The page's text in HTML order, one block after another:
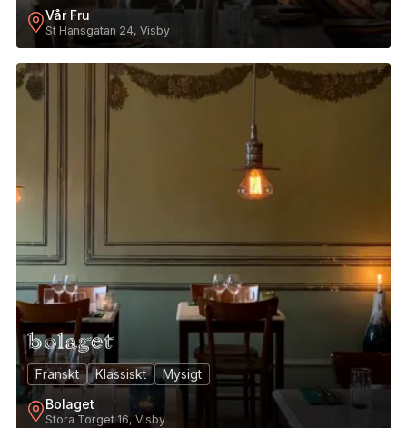
Vår Fru
St Hansgatan 24, Visby
6
Franskt Klassiskt
Mysigt
Bolaget
Stora Torget 16, Visby